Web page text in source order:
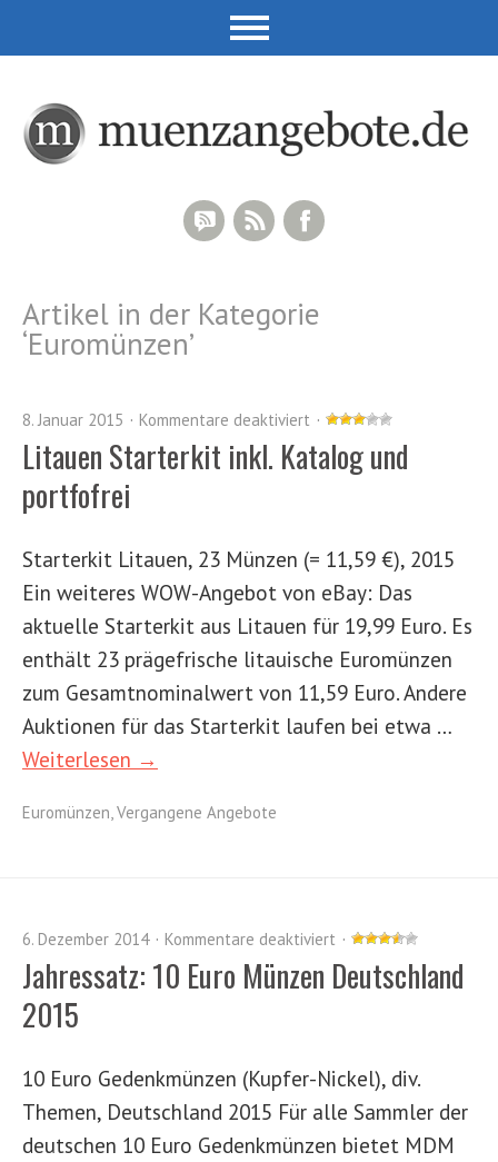
Facebook
RSS Feed
RSS Comments
Artikel in der Kategorie
‘Euromünzen’
8. Januar 2015 Kommentare deaktiviert
Litauen Starterkit inkl. Katalog und
portfofrei
Starterkit Litauen, 23 Münzen (= 11,59 €), 2015
Ein weiteres WOW-Angebot von eBay: Das
aktuelle Starterkit aus Litauen für 19,99 Euro. Es
enthält 23 prägefrische litauische Euromünzen
zum Gesamtnominalwert von 11,59 Euro. Andere
Auktionen für das Starterkit laufen bei etwa …
Weiterlesen →
Euromünzen,Vergangene Angebote
6. Dezember 2014 Kommentare deaktiviert
Jahressatz: 10 Euro Münzen Deutschland
2015
10 Euro Gedenkmünzen (Kupfer-Nickel), div.
Themen, Deutschland 2015 Für alle Sammler der
deutschen 10 Euro Gedenkmünzen bietet MDM